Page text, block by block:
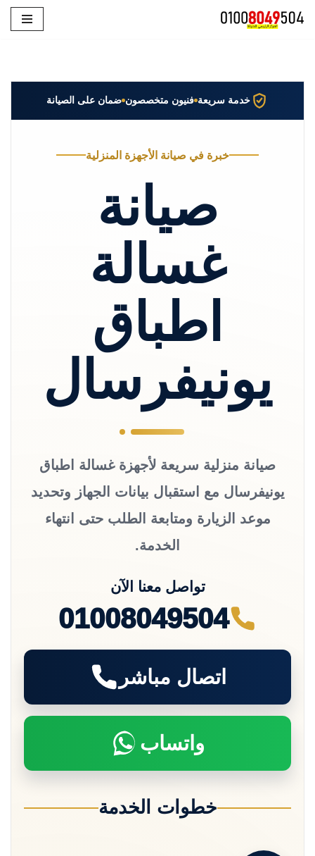
خدمة سريعة فنيون متخصصون ضمان على الصيانة
خبرة في صيانة الأجهزة المنزلية
صيانة
غسالة
اطباق
يونيفرسال
صيانة منزلية سريعة لأجهزة غسالة اطباق
يونيفرسال مع استقبال بيانات الجهاز وتحديد
موعد الزيارة ومتابعة الطلب حتى انتهاء
الخدمة.
تواصل معنا الآن
01008049504
اتصال مباشر
واتساب
خطوات الخدمة